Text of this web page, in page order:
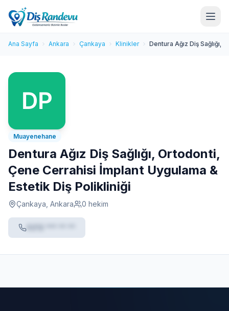
Ana Sayfa Ankara Çankaya Klinikler Dentura Ağız Diş
Muayenehane
Dentura Ağız Diş Sağlığı, Ortodonti,
Çene Cerrahisi İmplant Uygulama &
Estetik Diş Polikliniği
Çankaya, Ankara 0 hekim